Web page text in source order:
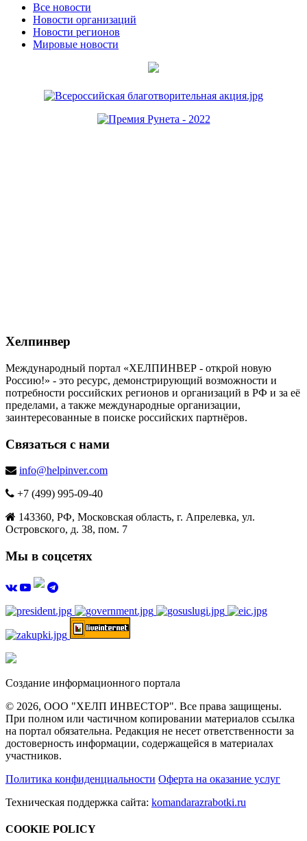
Все новости
Новости организаций
Новости регионов
Мировые новости
Хелпинвер
Международный портал «ХЕЛПИНВЕР - открой новую
Россию!» - это ресурс, демонстрирующий возможности и
потребности российских регионов и организаций в РФ и за её
пределами, а также международные организации,
заинтересованные в поиске российских партнёров.
Связаться с нами
info@helpinver.com
+7 (499) 995-09-40
143360, РФ, Московская область, г. Апрелевка, ул.
Островского, д. 38, пом. 7
Мы в соцсетях
Создание информационного портала
© 2026, ООО "ХЕЛП ИНВЕСТОР". Все права защищены.
При полном или частичном копировании материалов ссылка
на портал обязательна. Редакция не несет ответственности за
достоверность информации, содержащейся в материалах
участников.
Политика конфиденциальности Оферта на оказание услуг
Техническая поддержка сайта: komandarazrabotki.ru
COOKIE POLICY